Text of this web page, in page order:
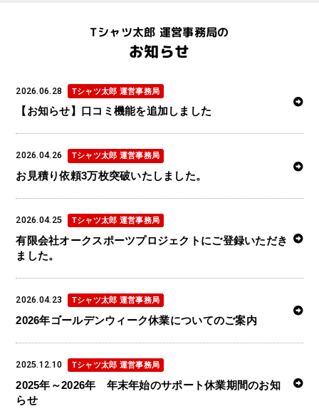
Tシャツ太郎 運営事務局の
お知らせ
2026.06.28 Tシャツ太郎 運営事務局
【お知らせ】口コミ機能を追加しました
2026.04.26 Tシャツ太郎 運営事務局
お見積り依頼3万枚突破いたしました。
2026.04.25 Tシャツ太郎 運営事務局
有限会社オークスポーツプロジェクトにご登録いただき
ました。
2026.04.23 Tシャツ太郎 運営事務局
2026年ゴールデンウィーク休業についてのご案内
2025.12.10 Tシャツ太郎 運営事務局
2025年～2026年 年末年始のサポート休業期間のお知
らせ